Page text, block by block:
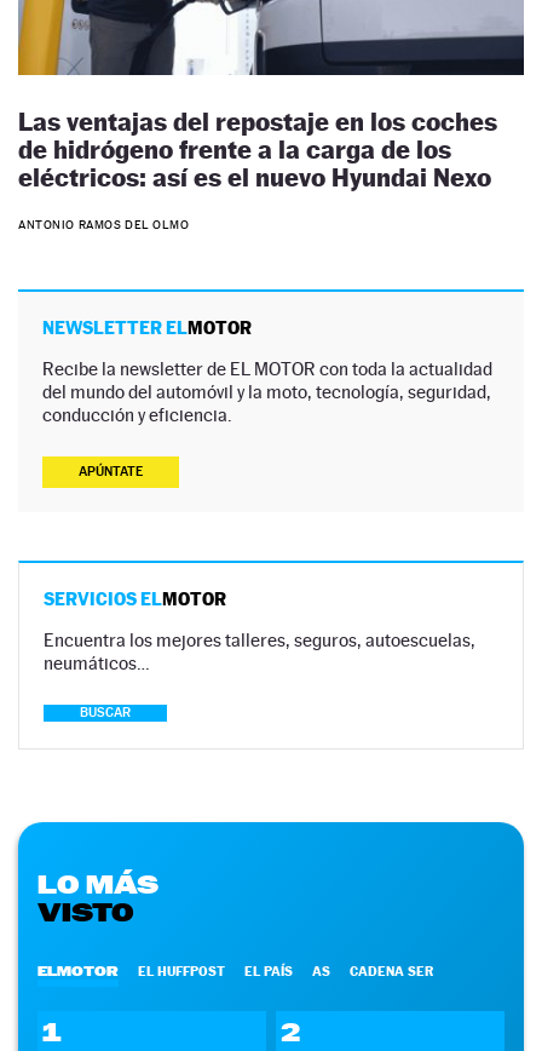
Las ventajas del repostaje en los coches
de hidrógeno frente a la carga de los
eléctricos: así es el nuevo Hyundai Nexo
ANTONIO RAMOS DEL OLMO
NEWSLETTER ELMOTOR
Recibe la newsletter de EL MOTOR con toda la actualidad
del mundo del automóvil y la moto, tecnología, seguridad,
conducción y eficiencia.
APÚNTATE
SERVICIOS ELMOTOR
Encuentra los mejores talleres, seguros, autoescuelas,
neumáticos…
BUSCAR
LO MÁS
VISTO
ELMOTOR EL HUFFPOST EL PAÍS AS CADENA SER
1 2